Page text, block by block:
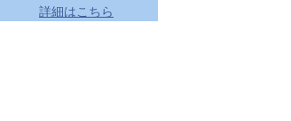
詳細はこちら